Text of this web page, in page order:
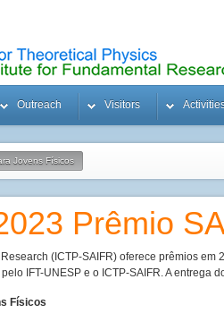
Outreach Visitors
Jovens Físicos
Prêmio
(ICTP-SAIFR) oferece prêmios
IFT-UNESP e o ICTP-SAIFR. A entrega
Físicos